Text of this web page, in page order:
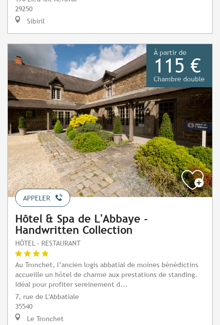
29250
Sibiril
À partir de
115 €
Chambre double
APPELER
Hôtel & Spa de L'Abbaye -
Handwritten Collection
HÔTEL - RESTAURANT
Au Tronchet, l’ancien logis abbatial de moines bénédictins
accueille un hôtel de charme aux prestations de standing.
Idéal pour profiter sereinement d...
7, rue de L'Abbatiale
35540
Le Tronchet